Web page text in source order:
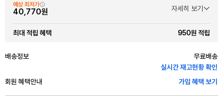
예상 최저가
40,770원 자세히 보기
최대 적립 혜택 950원 적립
배송정보
무료배송
실시간 재고현황 확인
회원 혜택안내
가입 혜택 보기